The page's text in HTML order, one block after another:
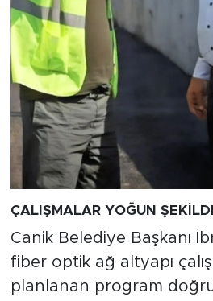
ÇALIŞMALAR YOĞUN
Canik Belediye Başkanı
fiber optik ağ altyapı
planlanan program